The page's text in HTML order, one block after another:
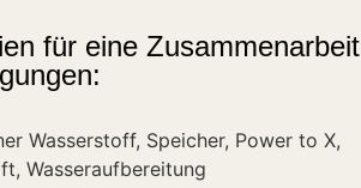
für eine Zusammenarbeit
Wasserstoff, Speicher, Power to X,
Wasseraufbereitung